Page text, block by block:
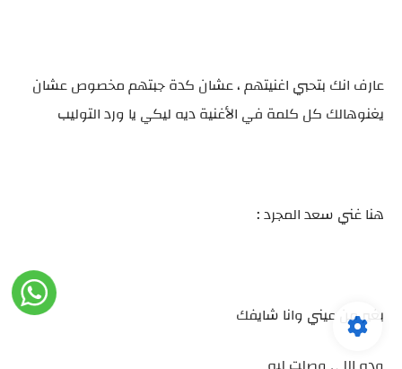
عارف انك بتحبي اغنيتهم ، عشان كدة جبتهم مخصوص عشان
يغنوهالك كل كلمة في الأغنية ديه ليكي يا ورد التوليب
هنا غني سعد المجرد :
بغير من عيني وانا شايفك